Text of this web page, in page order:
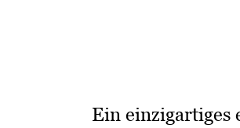
Ein einzigartiges